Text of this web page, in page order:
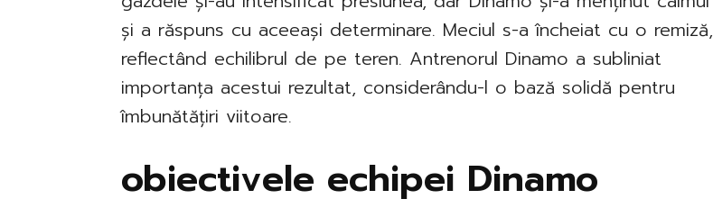
și a răspuns cu aceeași determinare. Meciul s-a încheiat cu o remiză,
reflectând echilibrul de pe teren. Antrenorul Dinamo a subliniat
importanța acestui rezultat, considerându-l o bază solidă pentru
îmbunătățiri viitoare.
obiectivele echipei Dinamo